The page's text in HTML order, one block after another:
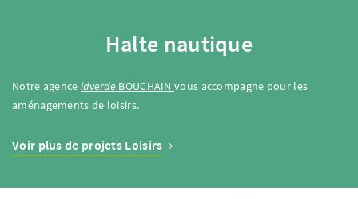
Halte nautique
Notre agence idverde BOUCHAINvous accompagne pour les
aménagements de loisirs.
Voir plus de projets Loisirs